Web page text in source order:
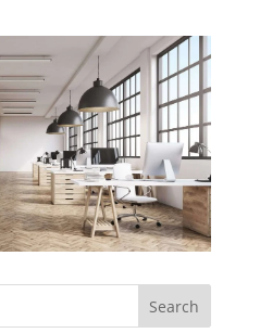
Search